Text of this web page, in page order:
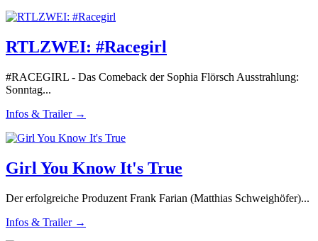
RTLZWEI: #Racegirl
#RACEGIRL - Das Comeback der Sophia Flörsch Ausstrahlung:
Sonntag...
Infos & Trailer →
Girl You Know It's True
Der erfolgreiche Produzent Frank Farian (Matthias Schweighöfer)...
Infos & Trailer →